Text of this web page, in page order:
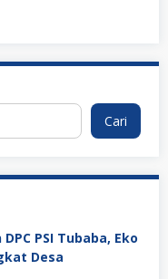
Cari
PSI Tubaba, Eko
Desa